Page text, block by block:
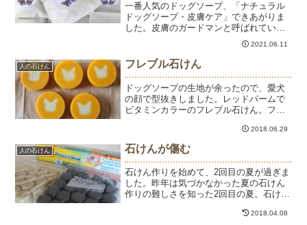
一番人気のドッグソープ、「ナチュラル
ドッグソープ・皮膚ケア」できあがりま
した。皮膚のガードマンと呼ばれている
カレンデュラハーブのエキスがたっぷり
入ったドッグソープです。できたてほや
ほやをお届けします。リサイクルキッチ
ンソープもできあがりまし...
2021.06.11
人の石けん フレブル石けん
ドッグソープの生地が余ったので、愛犬
の顔で型抜きしました。レッドパームで
ビタミンカラーのフレブル石けん。フレ
郭をトレースして型を作ってもらいまし
た。なのでひゅうそのまんま。飼い主の
自己満足石けんでした。
2018.06.29
人の石けん 石けんが傷む
石けん作りを始めて、2回目の夏が過ぎま
した。昨年は気づかなかった夏の石けん
作りの難しさを知った2回目の夏。石けん
い。作りたての石けんは問題ないけど、
2018.04.08